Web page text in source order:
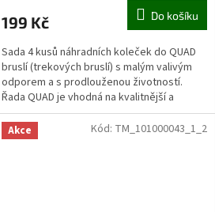
199 Kč Do košíku
Sada 4 kusů náhradních koleček do QUAD
bruslí (trekových bruslí) s malým valivým
odporem a s prodlouženou životností.
Řada QUAD je vhodná na kvalitnější a
jemnější povrchy.
Akce Kód: TM_101000043_1_2